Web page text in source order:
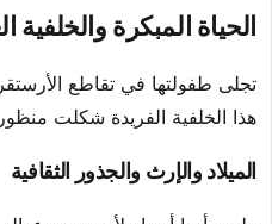
الحياة المبكرة والخلفية
تجلى طفولتها في تقاطع
هذا الخلفية الفريدة شكلت
الميلاد والإرث والجذور الثقافية